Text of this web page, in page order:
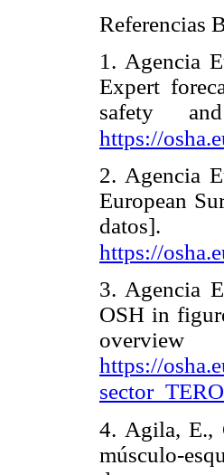
Referencias
1. Agencia
Expert
safety
https://
2. Agencia
European
https://
3. Agencia
OSH in
https://
4. Agila, E.,
músculo-